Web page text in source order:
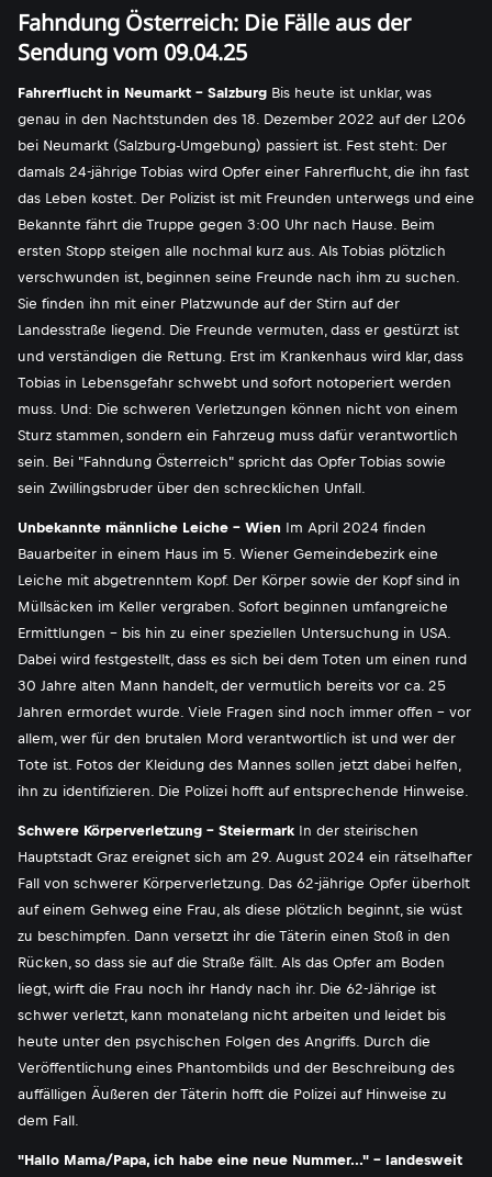
Fahndung Österreich: Die Fälle aus der
Sendung vom 09.04.25
Fahrerflucht in Neumarkt - Salzburg Bis heute ist unklar, was
genau in den Nachtstunden des 18. Dezember 2022 auf der L206
bei Neumarkt (Salzburg-Umgebung) passiert ist. Fest steht: Der
damals 24-jährige Tobias wird Opfer einer Fahrerflucht, die ihn fast
das Leben kostet. Der Polizist ist mit Freunden unterwegs und eine
Bekannte fährt die Truppe gegen 3:00 Uhr nach Hause. Beim
ersten Stopp steigen alle nochmal kurz aus. Als Tobias plötzlich
verschwunden ist, beginnen seine Freunde nach ihm zu suchen.
Sie finden ihn mit einer Platzwunde auf der Stirn auf der
Landesstraße liegend. Die Freunde vermuten, dass er gestürzt ist
und verständigen die Rettung. Erst im Krankenhaus wird klar, dass
Tobias in Lebensgefahr schwebt und sofort notoperiert werden
muss. Und: Die schweren Verletzungen können nicht von einem
Sturz stammen, sondern ein Fahrzeug muss dafür verantwortlich
sein. Bei "Fahndung Österreich" spricht das Opfer Tobias sowie
sein Zwillingsbruder über den schrecklichen Unfall.
Unbekannte männliche Leiche - Wien Im April 2024 finden
Bauarbeiter in einem Haus im 5. Wiener Gemeindebezirk eine
Leiche mit abgetrenntem Kopf. Der Körper sowie der Kopf sind in
Müllsäcken im Keller vergraben. Sofort beginnen umfangreiche
Ermittlungen - bis hin zu einer speziellen Untersuchung in USA.
Dabei wird festgestellt, dass es sich bei dem Toten um einen rund
30 Jahre alten Mann handelt, der vermutlich bereits vor ca. 25
Jahren ermordet wurde. Viele Fragen sind noch immer offen - vor
allem, wer für den brutalen Mord verantwortlich ist und wer der
Tote ist. Fotos der Kleidung des Mannes sollen jetzt dabei helfen,
ihn zu identifizieren. Die Polizei hofft auf entsprechende Hinweise.
Schwere Körperverletzung - Steiermark In der steirischen
Hauptstadt Graz ereignet sich am 29. August 2024 ein rätselhafter
Fall von schwerer Körperverletzung. Das 62-jährige Opfer überholt
auf einem Gehweg eine Frau, als diese plötzlich beginnt, sie wüst
zu beschimpfen. Dann versetzt ihr die Täterin einen Stoß in den
Rücken, so dass sie auf die Straße fällt. Als das Opfer am Boden
liegt, wirft die Frau noch ihr Handy nach ihr. Die 62-Jährige ist
schwer verletzt, kann monatelang nicht arbeiten und leidet bis
heute unter den psychischen Folgen des Angriffs. Durch die
Veröffentlichung eines Phantombilds und der Beschreibung des
auffälligen Äußeren der Täterin hofft die Polizei auf Hinweise zu
dem Fall.
"Hallo Mama/Papa, ich habe eine neue Nummer..." - landesweit